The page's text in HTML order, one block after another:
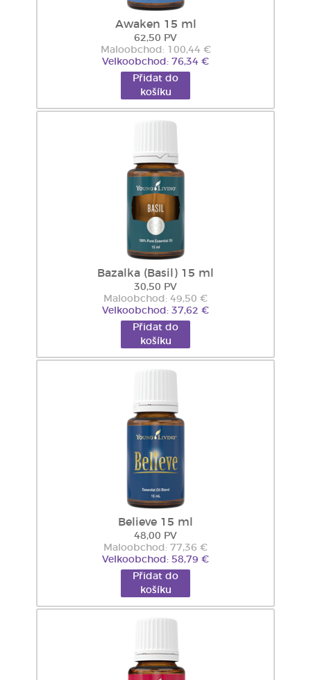
Awaken 15 ml
62,50 PV
Maloobchod: 100,44 €
Velkoobchod: 76,34 €
Přidat do
košíku
Bazalka (Basil) 15 ml
30,50 PV
Maloobchod: 49,50 €
Velkoobchod: 37,62 €
Přidat do
košíku
Believe 15 ml
48,00 PV
Maloobchod: 77,36 €
Velkoobchod: 58,79 €
Přidat do
košíku